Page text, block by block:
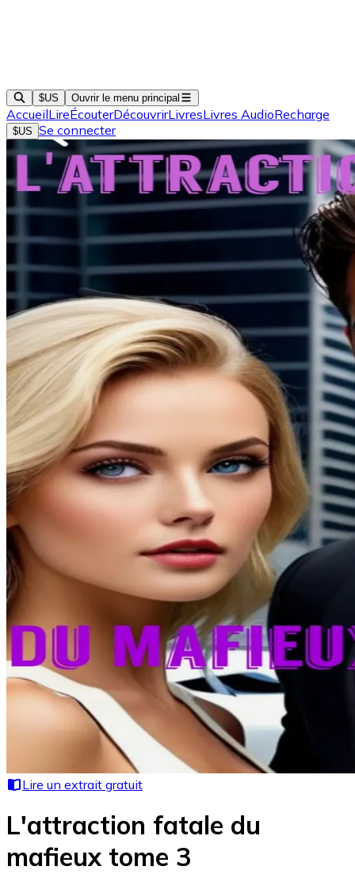
$US Ouvrir le menu principal
AccueilLireÉcouterDécouvrirLivresLivres AudioRecharge
$US Se connecter
Lire un extrait gratuit
L'attraction fatale du
mafieux tome 3